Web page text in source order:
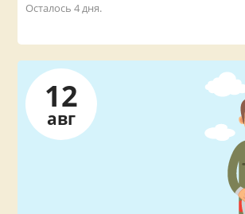
Осталось 4 дня.
12
авг